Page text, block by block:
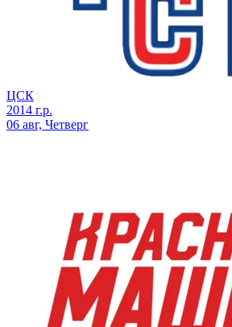
ЦСК
2014 г.р.
06 авг, Четверг